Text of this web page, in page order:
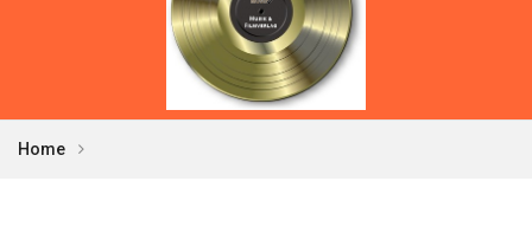
Home